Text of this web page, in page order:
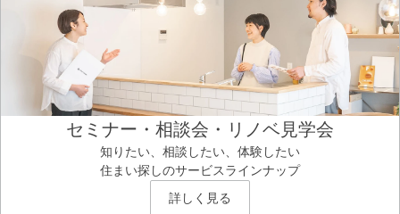
セミナー・相談会・リノベ見学会
知りたい、相談したい、体験したい
住まい探しのサービスラインナップ
詳しく見る